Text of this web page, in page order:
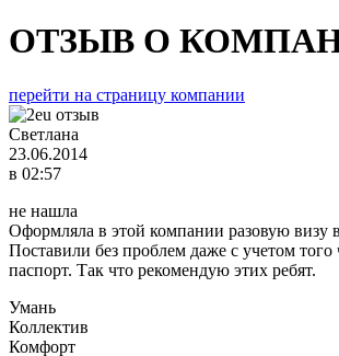
ОТЗЫВ О
перейти на страницу компании
Светлана
23.06.2014
в 02:57
не нашла
Оформляла в этой компании разовую визу
Поставили без проблем даже с учетом
паспорт. Так что рекомендую этих ребят.
Умань
Коллектив
Комфорт